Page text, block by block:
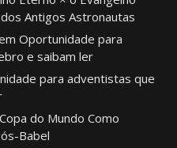
Antigos Astronautas
Oportunidade para
e saibam ler
para adventistas que
do Mundo Como
Babel